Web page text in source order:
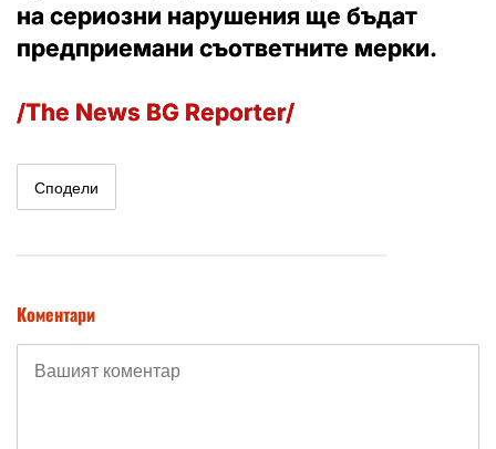
на сериозни нарушения ще бъдат
предприемани съответните мерки.
/The News BG Reporter/
Сподели
Коментари